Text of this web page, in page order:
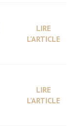
LIRE
L'ARTICLE
LIRE
L'ARTICLE